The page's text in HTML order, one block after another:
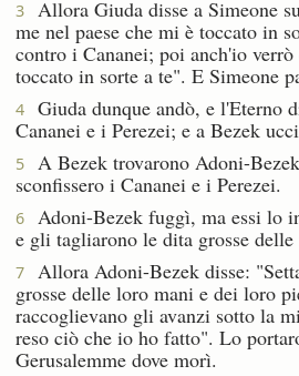
3
Allora Giuda disse a Simeone
me nel paese che mi è toccato in
contro i Cananei; poi anch'io verrò
toccato in sorte a te". E Simeone
4
Giuda dunque andò, e l'Eterno
Cananei e i Perezei; e a Bezek
5
A Bezek trovarono Adoni-
sconfissero i Cananei e i Perezei.
6
Adoni-Bezek fuggì, ma essi lo
e gli tagliarono le dita grosse
7
Allora Adoni-Bezek disse:
grosse delle loro mani e dei loro
raccoglievano gli avanzi sotto la
reso ciò che io ho fatto". Lo
Gerusalemme dove morì.